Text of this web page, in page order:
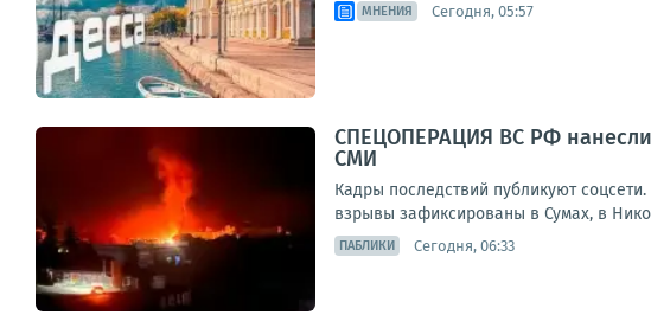
МНЕНИЯ Сегодня, 05:57
СПЕЦОПЕРАЦИЯ ВС РФ
СМИ
Кадры последствий публикуют
взрывы зафиксированы в Сумах, в
ПАБЛИКИ Сегодня, 06:33